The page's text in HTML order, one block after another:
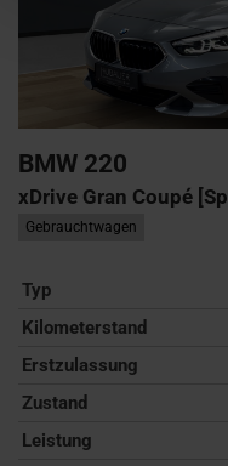
BMW 220
xDrive Gran Coupé
Gebrauchtwagen
Typ
Kilometerstand
Erstzulassung
Zustand
Leistung